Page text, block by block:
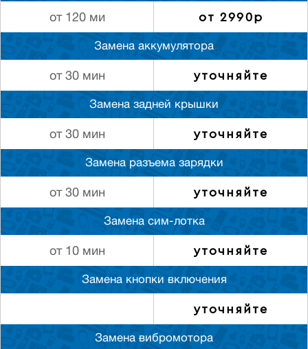
от 120 ми от 2990р
Замена аккумулятора
от 30 мин уточняйте
Замена задней крышки
от 30 мин уточняйте
Замена разъема зарядки
от 30 мин уточняйте
Замена сим-лотка
от 10 мин уточняйте
Замена кнопки включения
уточняйте
Замена вибромотора